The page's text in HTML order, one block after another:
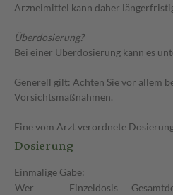
Arzneimittel kann daher
Überdosierung?
Bei einer Überdosierung kann es
Generell gilt: Achten Sie vor allem
Vorsichtsmaßnahmen.
Eine vom Arzt verordnete
Dosierung
Einmalige Gabe:
Wer
Einzeldosis